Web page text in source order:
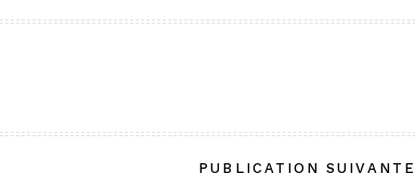
PUBLICATION SUIVANTE